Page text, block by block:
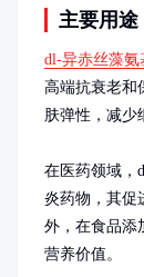
主要用途
dl-异赤丝藻氨
高端抗衰老和
肤弹性，减少
在医药领域，
炎药物，其促
外，在食品添
营养价值。